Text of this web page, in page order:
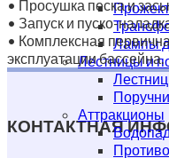
Лампы
Лестницы и
Поручни
Аттракционы
• Просушка песка и
• Запуск и пуско-
• Комплексная
эксплуатации бассейна.
КОНТАКТНАЯ